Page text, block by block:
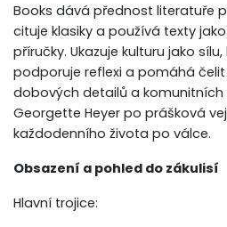
Books dává přednost literatuře
cituje klasiky a používá texty
příručky. Ukazuje kulturu jako
podporuje reflexi a pomáhá
dobových detailů a
Georgette Heyer po prášková
každodenního života po válce.
Obsazení a pohled do zákulisí
Hlavní trojice: